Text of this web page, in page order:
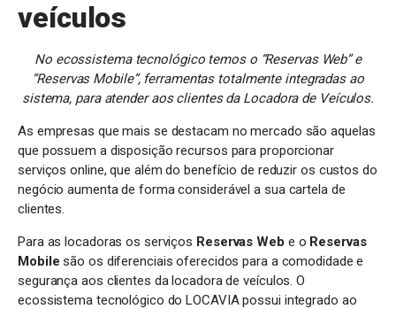
veículos
No ecossistema tecnológico temos o “Reservas Web” e
“Reservas Mobile”, ferramentas totalmente integradas ao
sistema, para atender aos clientes da Locadora de Veículos.
As empresas que mais se destacam no mercado são aquelas
que possuem a disposição recursos para proporcionar
serviços online, que além do benefício de reduzir os custos do
negócio aumenta de forma considerável a sua cartela de
clientes.
Para as locadoras os serviços Reservas Web e o Reservas
Mobilesão os diferenciais oferecidos para a comodidade e
segurança aos clientes da locadora de veículos. O
ecossistema tecnológico do LOCAVIA possui integrado ao